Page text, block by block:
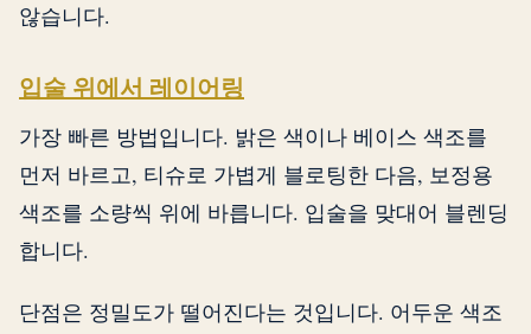
않습니다.
입술 위에서 레이어링
가장 빠른 방법입니다. 밝은 색이나 베이스 색조를
먼저 바르고, 티슈로 가볍게 블로팅한 다음, 보정용
색조를 소량씩 위에 바릅니다. 입술을 맞대어 블렌딩
합니다.
단점은 정밀도가 떨어진다는 것입니다. 어두운 색조